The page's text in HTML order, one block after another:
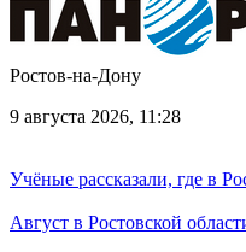
Ростов-на-Дону
9 августа 2026, 11:28
Учёные рассказали, где в
Август в Ростовской